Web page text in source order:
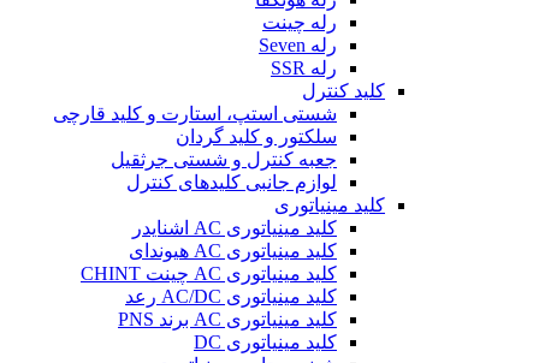
رله چینت
رله Seven
رله SSR
کلید کنترل
شستی استپ، استارت و کلید قارچی
سلکتور و کلید گردان
جعبه کنترل و شستی جرثقیل
لوازم جانبی کلیدهای کنترل
کلید مینیاتوری
کلید مینیاتوری AC اشنایدر
کلید مینیاتوری AC هیوندای
کلید مینیاتوری AC چینت CHINT
کلید مینیاتوری AC/DC رعد
کلید مینیاتوری AC برند PNS
کلید مینیاتوری DC